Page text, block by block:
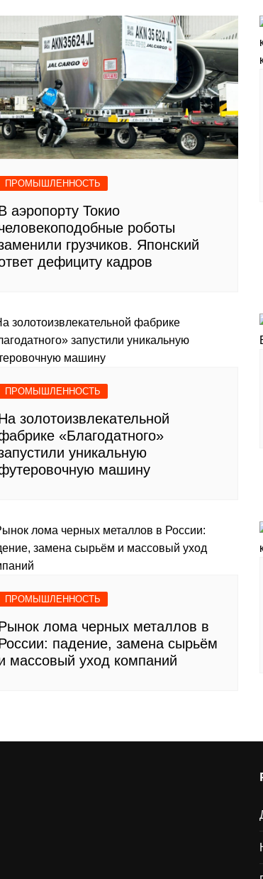
ПРОМЫШЛЕННОСТЬ
аэропорту Токио
роботы
грузчиков. Японский
дефициту кадров
ПРОМЫШЛЕННОСТЬ
золотоизвлекательной
«Благодатного»
уникальную
машину
ПРОМЫШЛЕННОСТЬ
лома черных металлов в
падение, замена сырьём
массовый уход компаний